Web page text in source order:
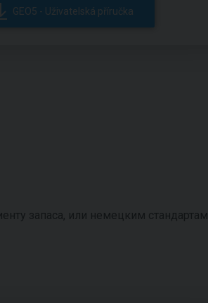
GEO5 - Uživatelská příručka
запаса, или немецким стандартам